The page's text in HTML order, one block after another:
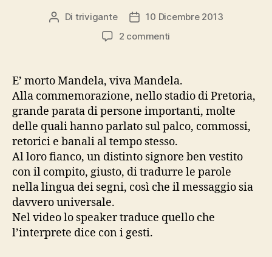
Autore
Di trivigante
Data
dell'articolo
10 Dicembre 2013
2 commenti
puro,
quando
lo
vedo
lo
ammiro
rapito
E’ morto Mandela, viva Mandela.
Alla commemorazione, nello stadio di Pretoria,
grande parata di persone importanti, molte
delle quali hanno parlato sul palco, commossi,
retorici e banali al tempo stesso.
Al loro fianco, un distinto signore ben vestito
con il compito, giusto, di tradurre le parole
nella lingua dei segni, così che il messaggio sia
davvero universale.
Nel video lo speaker traduce quello che
l’interprete dice con i gesti.